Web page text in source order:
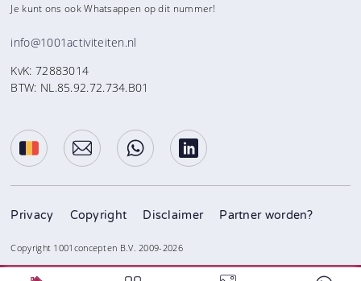
Je kunt ons ook Whatsappen op dit nummer!
info@1001activiteiten.nl
KvK: 72883014
BTW: NL.85.92.72.734.B01
Copyright 1001concepten B.V. 2009-2026
Privacy Copyright Disclaimer Partner worden?